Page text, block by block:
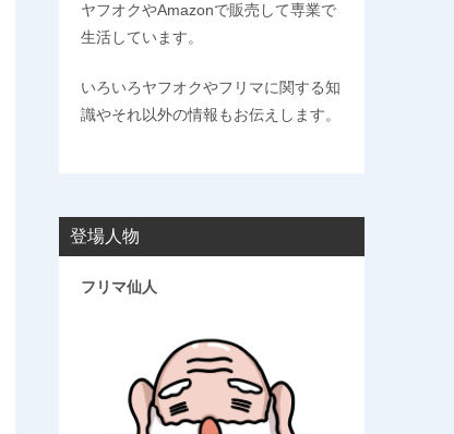
ヤフオクやAmazonで販売して専業で
生活しています。
いろいろヤフオクやフリマに関する知
識やそれ以外の情報もお伝えします。
登場人物
フリマ仙人